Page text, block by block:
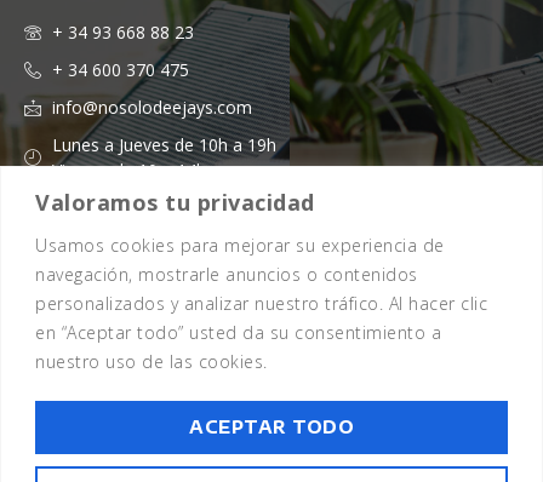
Valoramos tu privacidad
Usamos cookies para mejorar su experiencia de
navegación, mostrarle anuncios o contenidos
personalizados y analizar nuestro tráfico. Al hacer clic
en “Aceptar todo” usted da su consentimiento a
nuestro uso de las cookies.
ACEPTAR TODO
+ 34 93 668 88 23
+ 34 600 370 475
info@nosolodeejays.com
Lunes a Jueves de 10h a 19h
Viernes de 10 a 14h
Política de cookies Política de privacidad
Preguntas frecuentes